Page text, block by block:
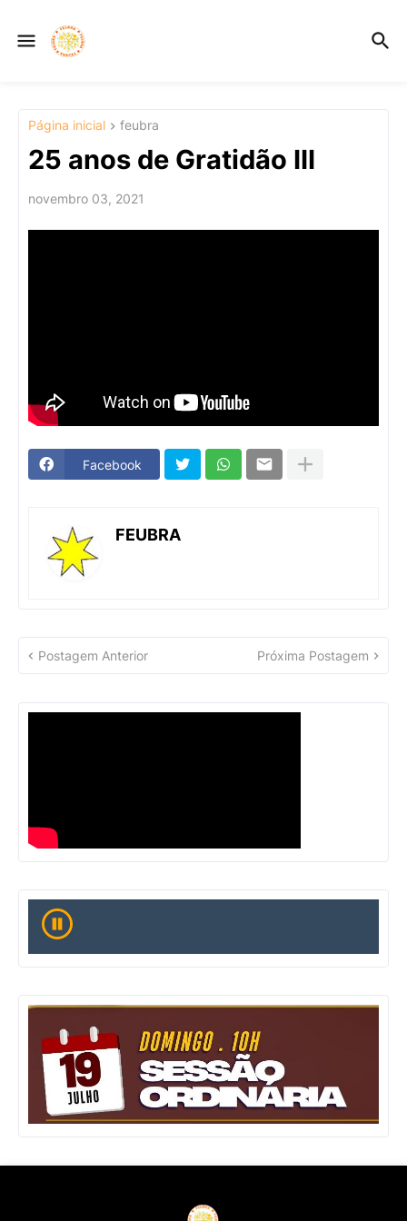
Página inicial feubra
25 anos de Gratidão III
novembro 03, 2021
Facebook
FEUBRA
Postagem Anterior Próxima Postagem